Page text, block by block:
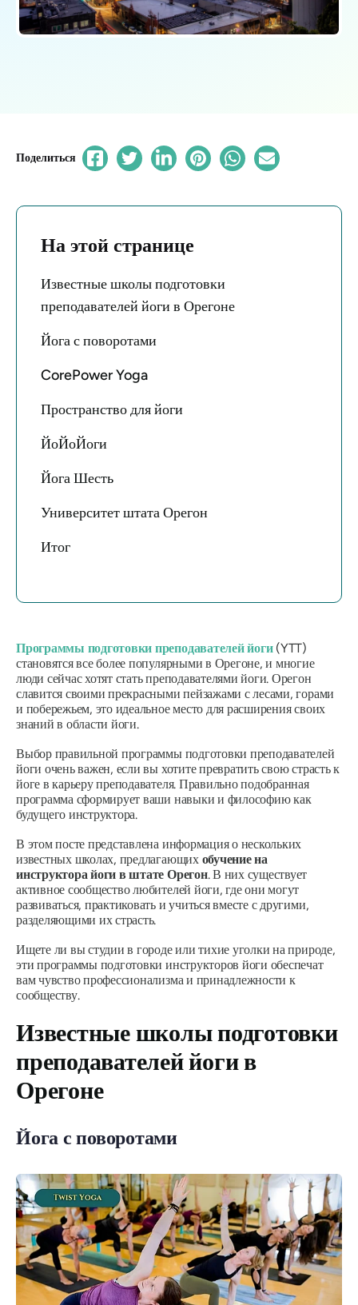
Поделиться
На этой странице
Известные школы подготовки
преподавателей йоги в Орегоне
Йога с поворотами
CorePower Yoga
Пространство для йоги
ЙоЙоЙоги
Йога Шесть
Университет штата Орегон
Итог
Программы подготовки преподавателей йоги(YTT)
становятся все более популярными в Орегоне, и многие
люди сейчас хотят стать преподавателями йоги. Орегон
славится своими прекрасными пейзажами с лесами, горами
и побережьем, это идеальное место для расширения своих
знаний в области йоги.
Выбор правильной программы подготовки преподавателей
йоги очень важен, если вы хотите превратить свою страсть к
йоге в карьеру преподавателя. Правильно подобранная
программа сформирует ваши навыки и философию как
будущего инструктора.
В этом посте представлена ​​информация о нескольких
известных школах, предлагающих обучение на
инструктора йоги в штате Орегон. В них существует
активное сообщество любителей йоги, где они могут
развиваться, практиковать и учиться вместе с другими,
разделяющими их страсть.
Ищете ли вы студии в городе или тихие уголки на природе,
эти программы подготовки инструкторов йоги обеспечат
вам чувство профессионализма и принадлежности к
сообществу.
Известные школы подготовки
преподавателей йоги в
Орегоне
Йога с поворотами